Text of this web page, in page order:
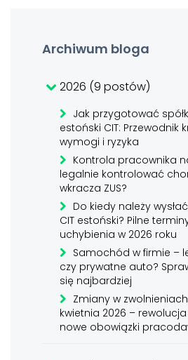
Archiwum bloga
2026 (9 postów)
Jak przygotować
estoński CIT: Przewodnik
wymogi i ryzyka
Kontrola pracownika
legalnie kontrolować
wkracza ZUS?
Do kiedy należy
CIT estoński? Pilne
uchybienia w 2026 roku
Samochód w firmie –
czy prywatne auto?
się najbardziej
Zmiany w
kwietnia 2026 –
nowe obowiązki